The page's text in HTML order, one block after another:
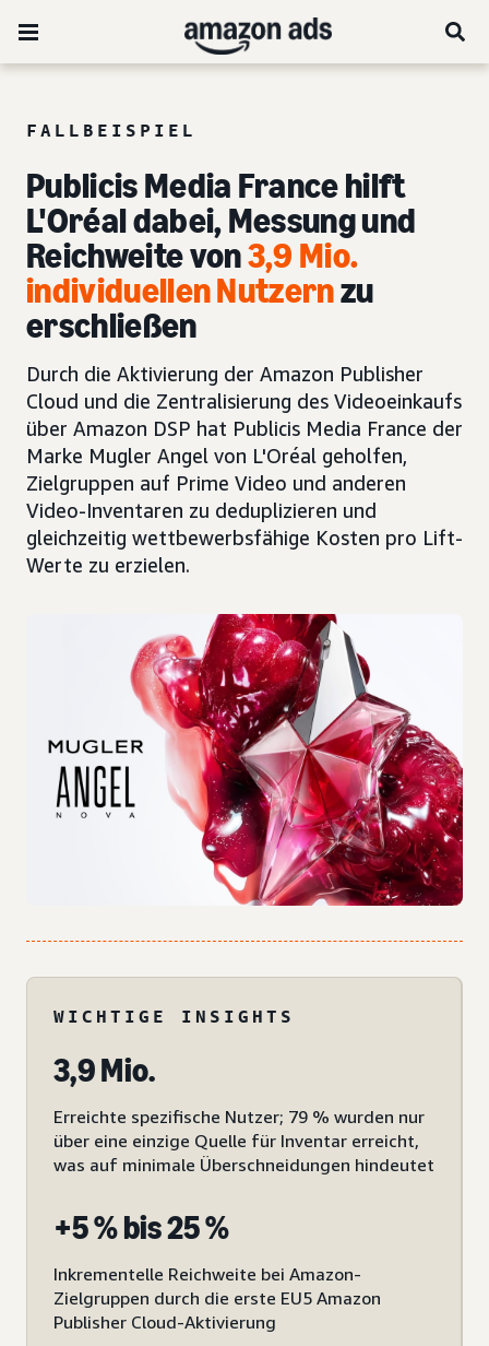
FALLBEISPIEL
Publicis Media France hilft
L'Oréal dabei, Messung und
Reichweite von3,9 Mio.
individuellen Nutzernzu
erschließen
Durch die Aktivierung der Amazon Publisher
Cloud und die Zentralisierung des Videoeinkaufs
über Amazon DSP hat Publicis Media France der
Marke Mugler Angel von L'Oréal geholfen,
Zielgruppen auf Prime Video und anderen
Video-Inventaren zu deduplizieren und
gleichzeitig wettbewerbsfähige Kosten pro Lift-
Werte zu erzielen.
WICHTIGE INSIGHTS
3,9 Mio.
Erreichte spezifische Nutzer; 79 % wurden nur
über eine einzige Quelle für Inventar erreicht,
was auf minimale Überschneidungen hindeutet
+5 % bis 25 %
Inkrementelle Reichweite bei Amazon-
Zielgruppen durch die erste EU5 Amazon
Publisher Cloud-Aktivierung